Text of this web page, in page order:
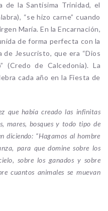
de la Santísima Trinidad, el
“se hizo carne” cuando
María. En la Encarnación,
de forma perfecta con la
de Jesucristo, que era “Dios
(Credo de Calcedonia). La
cada año en la Fiesta de
que había creado las infinitas
mares, bosques y todo tipo de
diciendo: “Hagamos al hombre
para que domine sobre los
sobre los ganados y sobre
cuantos animales se muevan